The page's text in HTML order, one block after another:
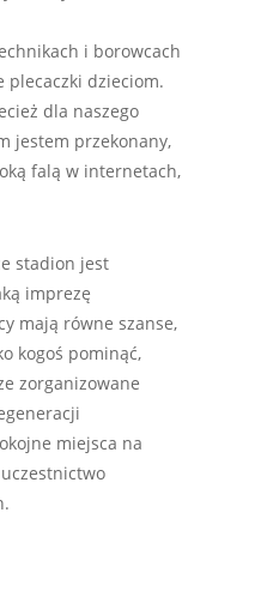
i borowcach
plecaczki dzieciom.
dla naszego
jestem przekonany,
falą w internetach,
stadion jest
imprezę
mają równe szanse,
kogoś pominąć,
zorganizowane
miejsca na